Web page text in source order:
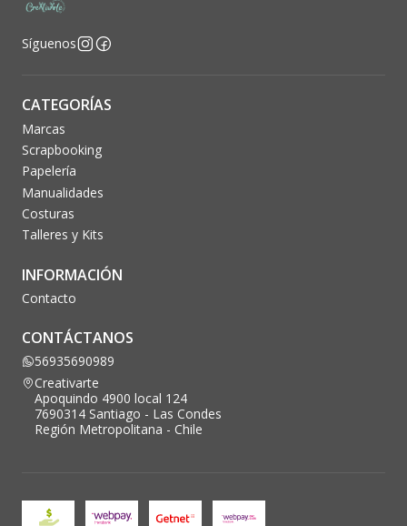
Síguenos
CATEGORÍAS
Marcas
Scrapbooking
Papelería
Manualidades
Costuras
Talleres y Kits
INFORMACIÓN
Contacto
CONTÁCTANOS
56935690989
Creativarte
Apoquindo 4900 local 124
7690314 Santiago - Las Condes
Región Metropolitana - Chile